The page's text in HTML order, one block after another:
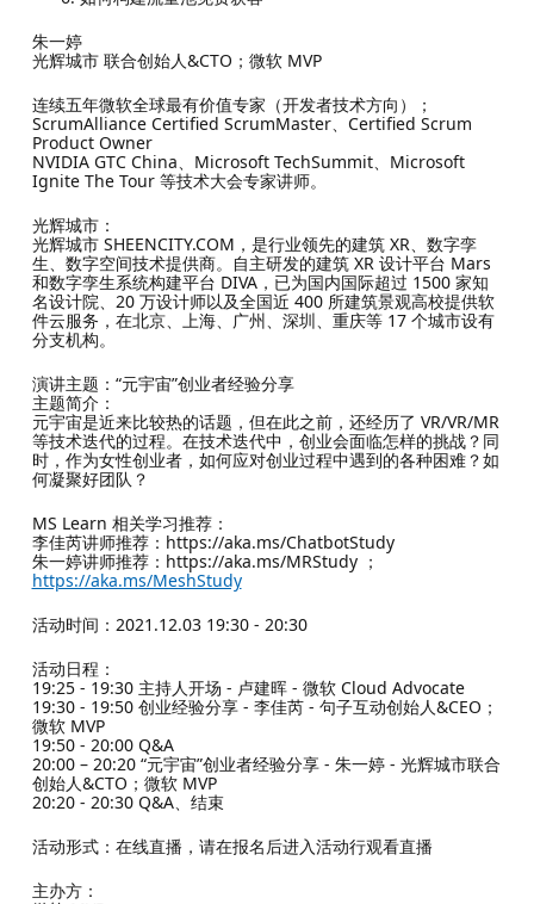
朱一婷
光辉城市 联合创始人&CTO；微软 MVP
连续五年微软全球最有价值专家（开发者技术方向）；
ScrumAlliance Certified ScrumMaster、Certified Scrum
Product Owner
NVIDIA GTC China、Microsoft TechSummit、Microsoft
Ignite The Tour 等技术大会专家讲师。
光辉城市：
光辉城市 SHEENCITY.COM，是行业领先的建筑 XR、数字孪
生、数字空间技术提供商。自主研发的建筑 XR 设计平台 Mars
和数字孪生系统构建平台 DIVA，已为国内国际超过 1500 家知
名设计院、20 万设计师以及全国近 400 所建筑景观高校提供软
件云服务，在北京、上海、广州、深圳、重庆等 17 个城市设有
分支机构。
演讲主题：“元宇宙”创业者经验分享
主题简介：
元宇宙是近来比较热的话题，但在此之前，还经历了 VR/VR/MR
等技术迭代的过程。在技术迭代中，创业会面临怎样的挑战？同
时，作为女性创业者，如何应对创业过程中遇到的各种困难？如
何凝聚好团队？
MS Learn 相关学习推荐：
李佳芮讲师推荐：https://aka.ms/ChatbotStudy
朱一婷讲师推荐：https://aka.ms/MRStudy ；
https://aka.ms/MeshStudy
活动时间：2021.12.03 19:30 - 20:30
活动日程：
19:25 - 19:30 主持人开场 - 卢建晖 - 微软 Cloud Advocate
19:30 - 19:50 创业经验分享 - 李佳芮 - 句子互动创始人&CEO；
微软 MVP
19:50 - 20:00 Q&A
20:00 – 20:20 “元宇宙”创业者经验分享 - 朱一婷 - 光辉城市联合
创始人&CTO；微软 MVP
20:20 - 20:30 Q&A、结束
活动形式：在线直播，请在报名后进入活动行观看直播
主办方：